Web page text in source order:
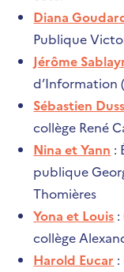
Diana
Publique
Jérôme
d’Information
Sébastien
collège René
Nina et Yann :
publique
Thomières
Yona et Louis
collège
Harold Eucar :